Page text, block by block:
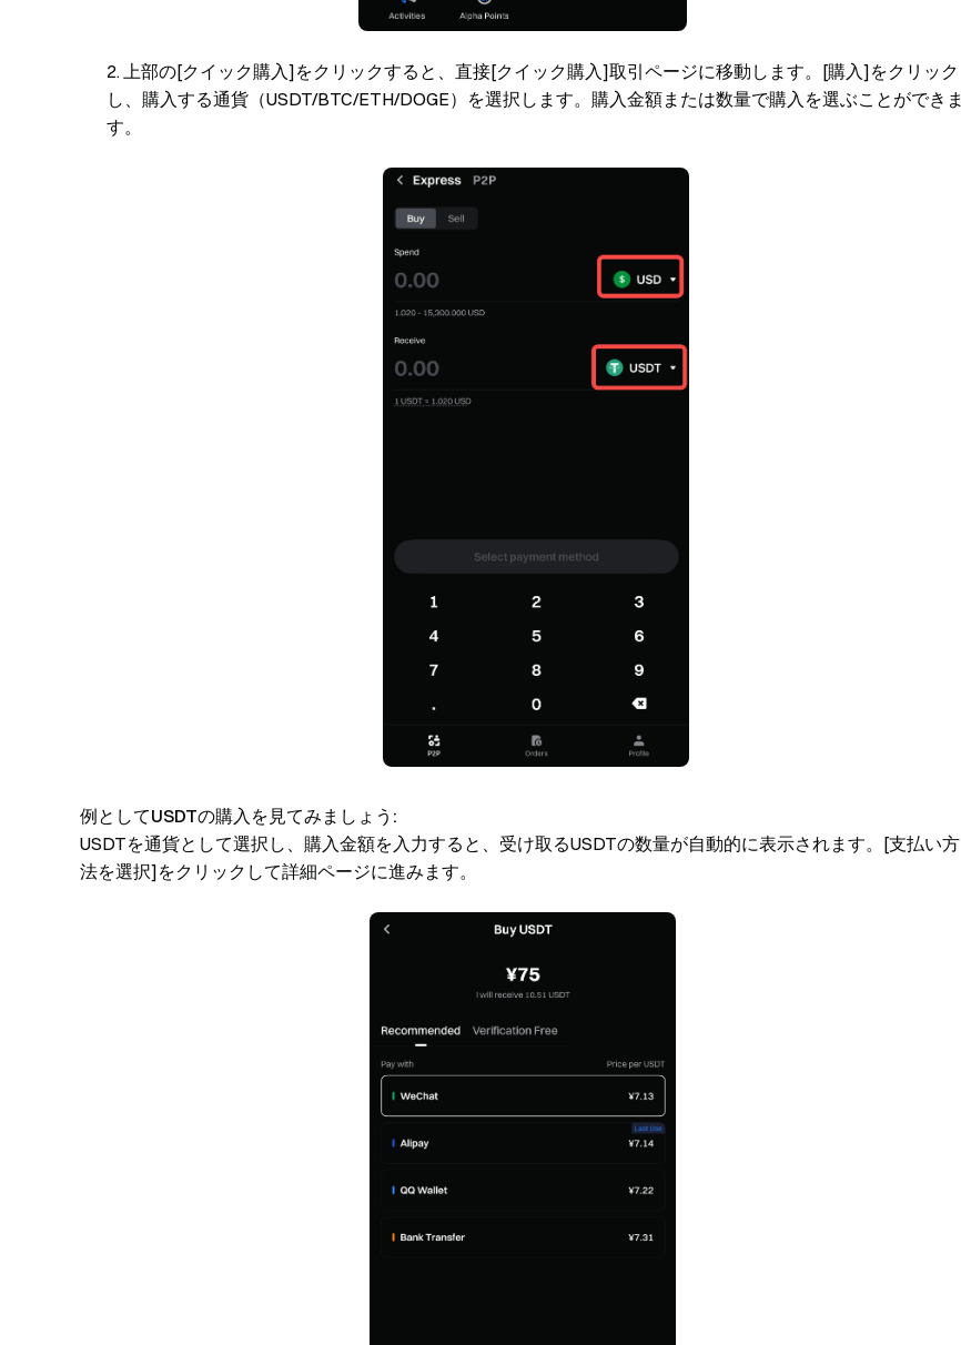
上部の[クイック購入]をクリックすると、直接[クイック購入]取引ページに移動します。[購入]をクリック
し、購入する通貨（USDT/BTC/ETH/DOGE）を選択します。購入金額または数量で購入を選ぶことができま
す。
例としてUSDTの購入を見てみましょう:
USDTを通貨として選択し、購入金額を入力すると、受け取るUSDTの数量が自動的に表示されます。[支払い方
法を選択]をクリックして詳細ページに進みます。